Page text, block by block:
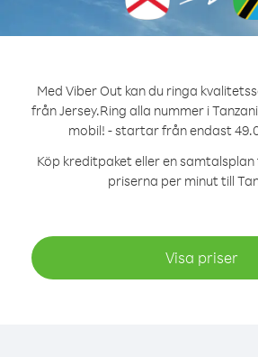
Med Viber Out kan du ringa
från Jersey.Ring alla nummer i
mobil! - startar från endast
Köp kreditpaket eller en
priserna per minut till
Visa priser